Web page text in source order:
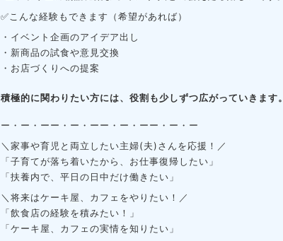
✅こんな経験もできます（希望があれば）
・イベント企画のアイデア出し
・新商品の試食や意見交換
・お店づくりへの提案
積極的に関わりたい方には、 役割も少しずつ広がっていきます。
ー・ー・ーー・ー・ーー・ー・ーー・ー・ー
＼家事や育児と両立したい主婦(夫)さんを応援！／
「子育てが落ち着いたから、お仕事復帰したい」
「扶養内で、平日の日中だけ働きたい」
＼将来はケーキ屋、カフェをやりたい！／
「飲食店の経験を積みたい！」
「ケーキ屋、カフェの実情を知りたい」